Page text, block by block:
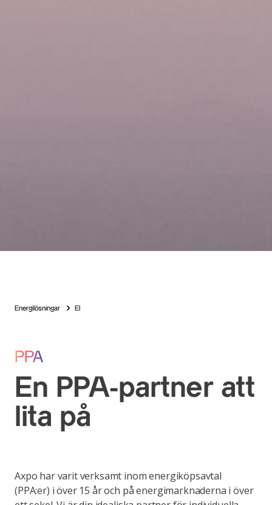
Energilösningar El
PPA
En PPA-partner att
lita på
Axpo har varit verksamt inom energiköpsavtal
(PPA:er) i över 15 år och på energimarknaderna i över